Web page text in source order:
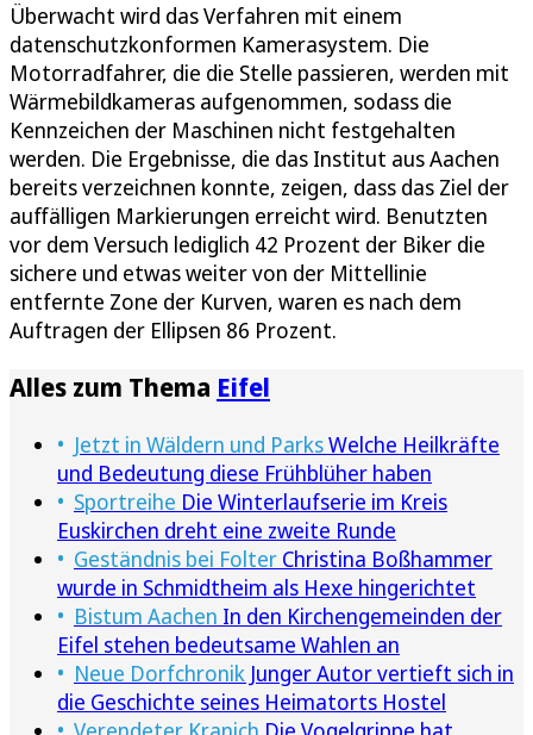
Überwacht wird das Verfahren mit einem
datenschutzkonformen Kamerasystem. Die
Motorradfahrer, die die Stelle passieren, werden mit
Wärmebildkameras aufgenommen, sodass die
Kennzeichen der Maschinen nicht festgehalten
werden. Die Ergebnisse, die das Institut aus Aachen
bereits verzeichnen konnte, zeigen, dass das Ziel der
auffälligen Markierungen erreicht wird. Benutzten
vor dem Versuch lediglich 42 Prozent der Biker die
sichere und etwas weiter von der Mittellinie
entfernte Zone der Kurven, waren es nach dem
Auftragen der Ellipsen 86 Prozent.
Alles zum Thema Eifel
Jetzt in Wäldern und ParksWelche Heilkräfte
und Bedeutung diese Frühblüher haben
Sportreihe Die Winterlaufserie im Kreis
Euskirchen dreht eine zweite Runde
Geständnis bei Folter Christina Boßhammer
wurde in Schmidtheim als Hexe hingerichtet
Bistum Aachen In den Kirchengemeinden der
Eifel stehen bedeutsame Wahlen an
Neue Dorfchronik Junger Autor vertieft sich in
die Geschichte seines Heimatorts Hostel